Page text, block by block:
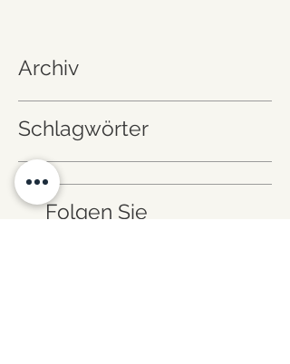
Archiv
Schlagwörter
Folgen Sie